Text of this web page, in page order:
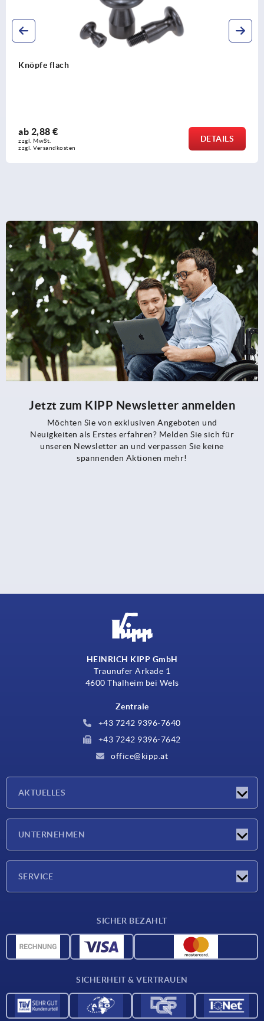
Pilzknöpfe Kunststoff mit Außengewinde und Deckel
ab1,17 €
zzgl. MwSt.
zzgl. Versandkosten
DETAILS
Jetzt zum KIPP Newsletter anmelden
Möchten Sie von exklusiven Angeboten und
Neuigkeiten als Erstes erfahren? Melden Sie sich für
unseren Newsletter an und verpassen Sie keine
spannenden Aktionen mehr!
HEINRICH KIPP GmbH
Traunufer Arkade 1
4600 Thalheim bei Wels
Zentrale
+43 7242 9396-7640
+43 7242 9396-7642
office@kipp.at
AKTUELLES
UNTERNEHMEN
SERVICE
CAD-Daten
Für Lieferanten
SICHER BEZAHLT
SICHERHEIT & VERTRAUEN